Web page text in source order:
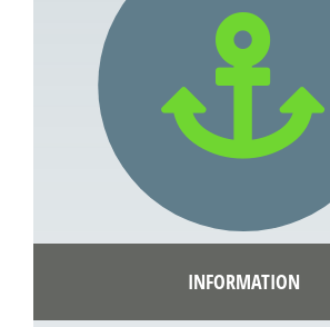
INFORMATION